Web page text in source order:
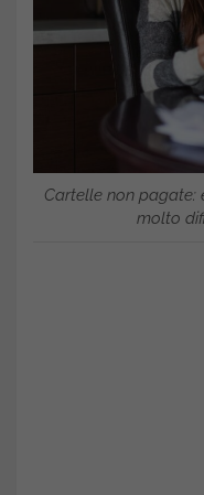
Cartelle non pagate:
molto